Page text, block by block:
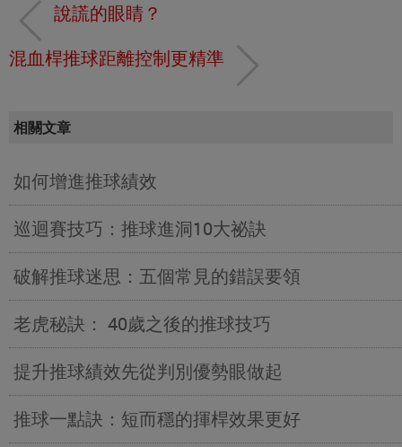
說謊的眼睛？
混血桿推球距離控制更精準
相關文章
如何增進推球績效
巡迴賽技巧：推球進洞10大祕訣
破解推球迷思：五個常見的錯誤要領
老虎秘訣： 40歲之後的推球技巧
提升推球績效先從判別優勢眼做起
推球一點訣：短而穩的揮桿效果更好